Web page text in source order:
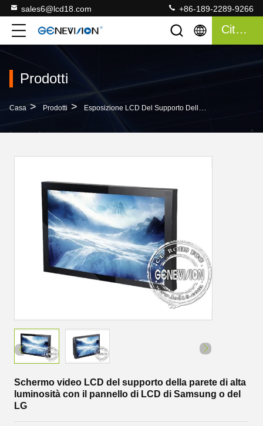
sales6@lcd18.com +86-189-2289-9266
Citazione
Prodotti
Casa > Prodotti > Esposizione LCD Del Supporto Della Parete
Schermo video LCD del supporto della parete di alta
luminosità con il pannello di LCD di Samsung o del
LG